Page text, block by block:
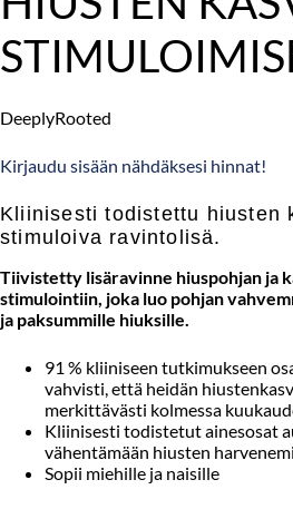
DeeplyRooted
Kirjaudu sisään nähdäksesi hinnat!
Kliinisesti todistettu hiusten
stimuloiva ravintolisä.
Tiivistetty lisäravinne hiuspohjan ja
stimulointiin, joka luo pohjan
ja paksummille hiuksille.
91 % kliiniseen tutkimukseen
vahvisti, että heidän
merkittävästi kolmessa
Kliinisesti todistetut ainesosat
vähentämään hiusten
Sopii miehille ja naisille